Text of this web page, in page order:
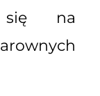
się na